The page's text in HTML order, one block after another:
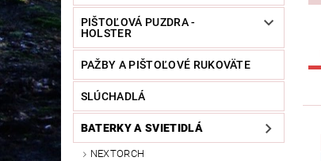
PIŠTOĽOVÁ PUZDRA -
HOLSTER
PAŽBY A PIŠTOĽOVÉ RUKOVÄTE
SLÚCHADLÁ
BATERKY A SVIETIDLÁ
NEXTORCH